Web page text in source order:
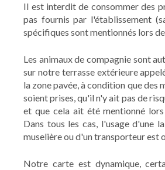
Il est interdit de consommer des
pas fournis par l'établissement
spécifiques sont mentionnés lors
Les animaux de compagnie sont
sur notre terrasse extérieure
la zone pavée, à condition que des
soient prises, qu'il n'y ait pas de
et que cela ait été mentionné
Dans tous les cas, l'usage d'une
muselière ou d'un transporteur est
Notre carte est dynamique,